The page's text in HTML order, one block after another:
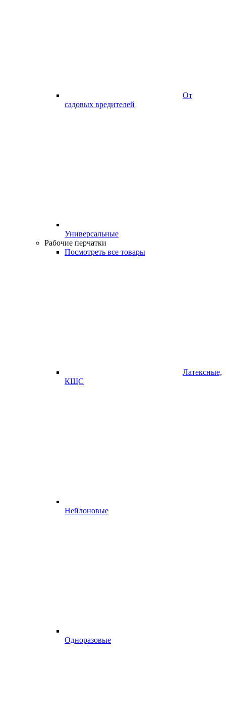
От
садовых вредителей
Универсальные
Рабочие перчатки
Посмотреть все товары
Латексные,
КЩС
Нейлоновые
Одноразовые